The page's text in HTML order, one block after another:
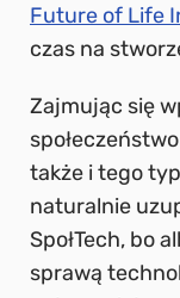
Future of Life
czas na
Zajmując się
także i tego
naturalnie
SpołTech, bo
sprawą